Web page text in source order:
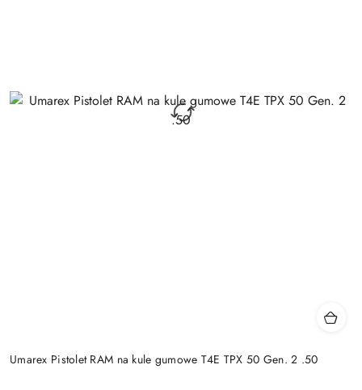
Umarex Pistolet RAM na kule gumowe T4E TPX 50 Gen. 2 .50